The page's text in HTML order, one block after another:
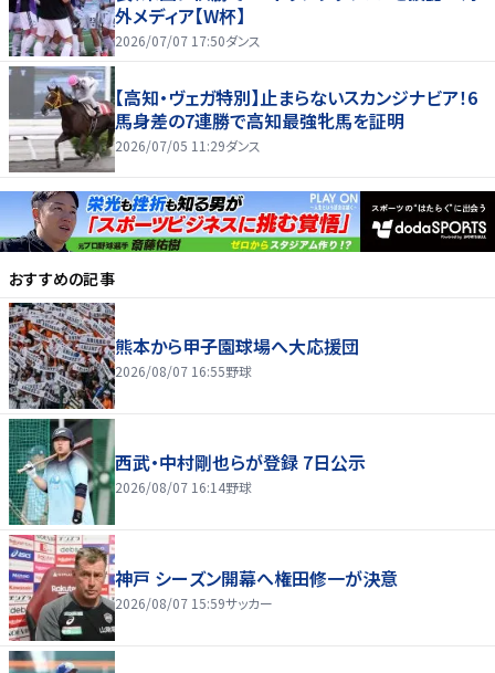
外メディア【W杯】
2026/07/07 17:50ダンス
【高知・ヴェガ特別】止まらないスカンジナビア！6
馬身差の7連勝で高知最強牝馬を証明
2026/07/05 11:29ダンス
おすすめの記事
熊本から甲子園球場へ大応援団
2026/08/07 16:55野球
西武・中村剛也らが登録 7日公示
2026/08/07 16:14野球
神戸 シーズン開幕へ権田修一が決意
2026/08/07 15:59サッカー